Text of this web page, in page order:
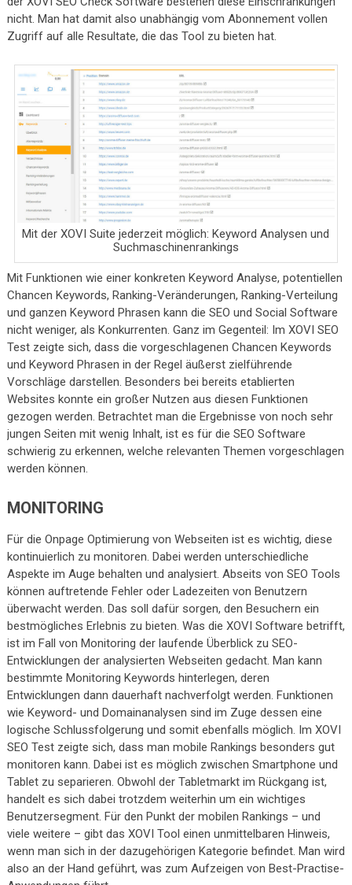
nicht. Man hat damit also unabhängig vom Abonnement vollen
Zugriff auf alle Resultate, die das Tool zu bieten hat.
Mit der XOVI Suite jederzeit möglich: Keyword Analysen und
Suchmaschinenrankings
Mit Funktionen wie einer konkreten Keyword Analyse, potentiellen
Chancen Keywords, Ranking-Veränderungen, Ranking-Verteilung
und ganzen Keyword Phrasen kann die SEO und Social Software
nicht weniger, als Konkurrenten. Ganz im Gegenteil: Im XOVI SEO
Test zeigte sich, dass die vorgeschlagenen Chancen Keywords
und Keyword Phrasen in der Regel äußerst zielführende
Vorschläge darstellen. Besonders bei bereits etablierten
Websites konnte ein großer Nutzen aus diesen Funktionen
gezogen werden. Betrachtet man die Ergebnisse von noch sehr
jungen Seiten mit wenig Inhalt, ist es für die SEO Software
schwierig zu erkennen, welche relevanten Themen vorgeschlagen
werden können.
MONITORING
Für die Onpage Optimierung von Webseiten ist es wichtig, diese
kontinuierlich zu monitoren. Dabei werden unterschiedliche
Aspekte im Auge behalten und analysiert. Abseits von SEO Tools
können auftretende Fehler oder Ladezeiten von Benutzern
überwacht werden. Das soll dafür sorgen, den Besuchern ein
bestmögliches Erlebnis zu bieten. Was die XOVI Software betrifft,
ist im Fall von Monitoring der laufende Überblick zu SEO-
Entwicklungen der analysierten Webseiten gedacht. Man kann
bestimmte Monitoring Keywords hinterlegen, deren
Entwicklungen dann dauerhaft nachverfolgt werden. Funktionen
wie Keyword- und Domainanalysen sind im Zuge dessen eine
logische Schlussfolgerung und somit ebenfalls möglich. Im XOVI
SEO Test zeigte sich, dass man mobile Rankings besonders gut
monitoren kann. Dabei ist es möglich zwischen Smartphone und
Tablet zu separieren. Obwohl der Tabletmarkt im Rückgang ist,
handelt es sich dabei trotzdem weiterhin um ein wichtiges
Benutzersegment. Für den Punkt der mobilen Rankings – und
viele weitere – gibt das XOVI Tool einen unmittelbaren Hinweis,
wenn man sich in der dazugehörigen Kategorie befindet. Man wird
also an der Hand geführt, was zum Aufzeigen von Best-Practise-